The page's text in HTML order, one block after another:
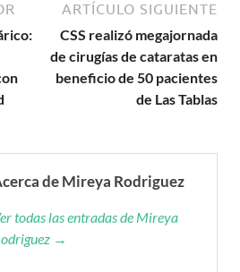
ARTÍCULO SIGUIENTE
CSS realizó megajornada
de cirugías de cataratas en
beneficio de 50 pacientes
de Las Tablas
de Mireya Rodriguez
todas las entradas de Mireya
→